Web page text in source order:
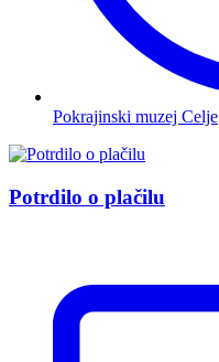
Pokrajinski muzej Celje
Potrdilo o plačilu